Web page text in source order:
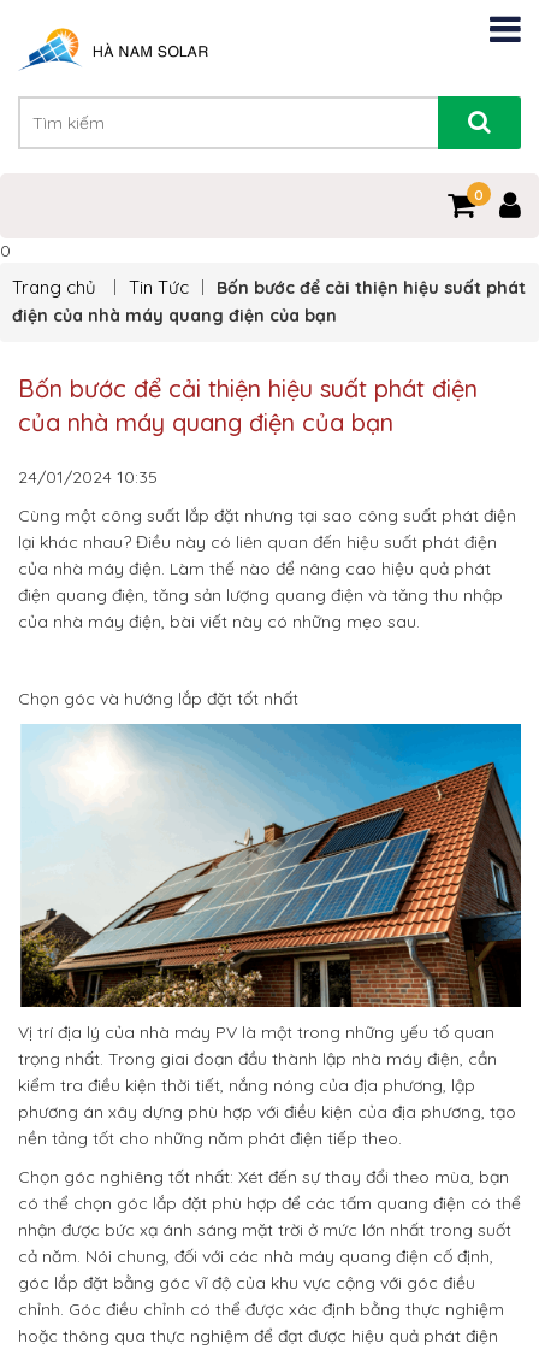
0
0
Trang chủ Tin Tức
Bốn bước để cải thiện hiệu suất phát
điện của nhà máy quang điện của bạn
Bốn bước để cải thiện hiệu suất phát điện
của nhà máy quang điện của bạn
24/01/2024 10:35
Cùng một công suất lắp đặt nhưng tại sao công suất phát điện
lại khác nhau? Điều này có liên quan đến hiệu suất phát điện
của nhà máy điện. Làm thế nào để nâng cao hiệu quả phát
điện quang điện, tăng sản lượng quang điện và tăng thu nhập
của nhà máy điện, bài viết này có những mẹo sau.
Chọn góc và hướng lắp đặt tốt nhất
Vị trí địa lý của nhà máy PV là một trong những yếu tố quan
trọng nhất. Trong giai đoạn đầu thành lập nhà máy điện, cần
kiểm tra điều kiện thời tiết, nắng nóng của địa phương, lập
phương án xây dựng phù hợp với điều kiện của địa phương, tạo
nền tảng tốt cho những năm phát điện tiếp theo.
Chọn góc nghiêng tốt nhất: Xét đến sự thay đổi theo mùa, bạn
có thể chọn góc lắp đặt phù hợp để các tấm quang điện có thể
nhận được bức xạ ánh sáng mặt trời ở mức lớn nhất trong suốt
cả năm. Nói chung, đối với các nhà máy quang điện cố định,
góc lắp đặt bằng góc vĩ độ của khu vực cộng với góc điều
chỉnh. Góc điều chỉnh có thể được xác định bằng thực nghiệm
hoặc thông qua thực nghiệm để đạt được hiệu quả phát điện